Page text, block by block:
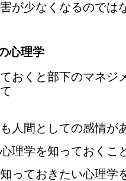
が少なくなるのでは
心理学
おくと部下のマネジ
人間としての感情が
理学を知っておくこ
っておきたい心理学